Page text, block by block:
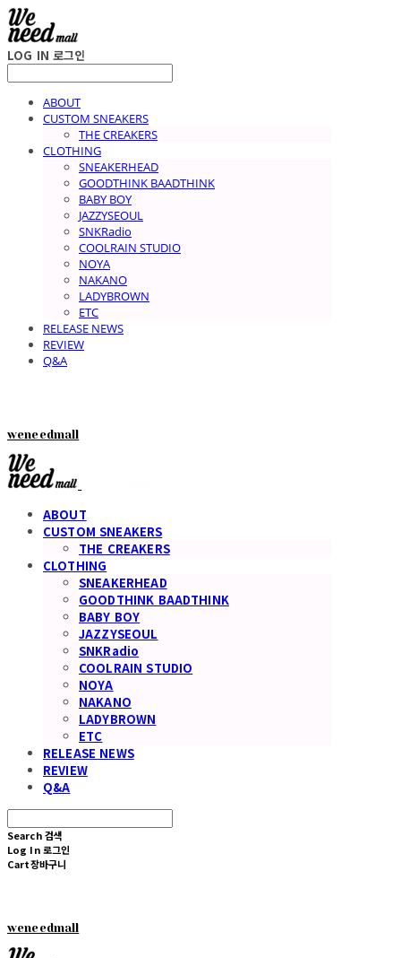
LOG IN 로그인
ABOUT
CUSTOM SNEAKERS
THE CREAKERS
CLOTHING
SNEAKERHEAD
GOODTHINK BAADTHINK
BABY BOY
JAZZYSEOUL
SNKRadio
COOLRAIN STUDIO
NOYA
NAKANO
LADYBROWN
ETC
RELEASE NEWS
REVIEW
Q&A
weneedmall
ABOUT
CUSTOM SNEAKERS
THE CREAKERS
CLOTHING
SNEAKERHEAD
GOODTHINK BAADTHINK
BABY BOY
JAZZYSEOUL
SNKRadio
COOLRAIN STUDIO
NOYA
NAKANO
LADYBROWN
ETC
RELEASE NEWS
REVIEW
Q&A
Search 검색
Log In 로그인
Cart장바구니
weneedmall